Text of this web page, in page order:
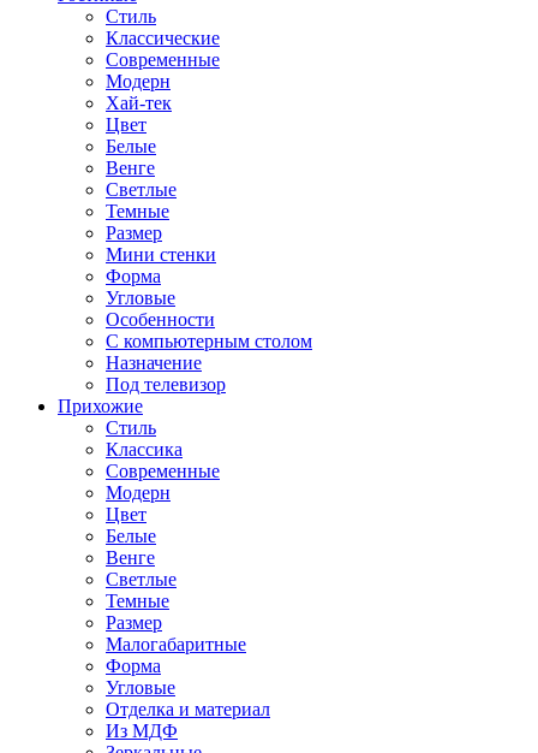
Стиль
Классические
Современные
Модерн
Хай-тек
Цвет
Белые
Венге
Светлые
Темные
Размер
Мини стенки
Форма
Угловые
Особенности
С компьютерным столом
Назначение
Под телевизор
Прихожие
Стиль
Классика
Современные
Модерн
Цвет
Белые
Венге
Светлые
Темные
Размер
Малогабаритные
Форма
Угловые
Отделка и материал
Из МДФ